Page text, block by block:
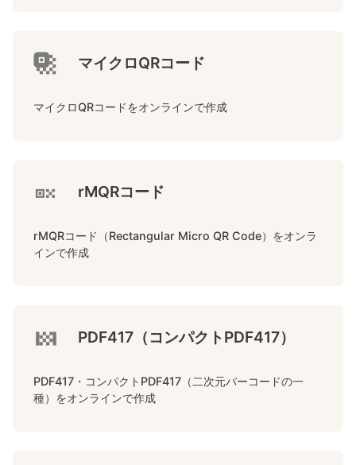
マイクロQRコード
マイクロQRコードをオンラインで作成
rMQRコード
rMQRコード（Rectangular Micro QR Code）をオンラ
インで作成
PDF417（コンパクトPDF417）
PDF417・コンパクトPDF417（二次元バーコードの一
種）をオンラインで作成